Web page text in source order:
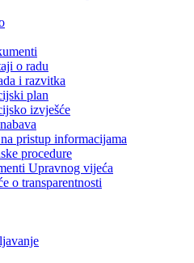
o radu
i razvitka
plan
izvješće
pristup informacijama
procedure
Upravnog vijeća
o transparentnosti